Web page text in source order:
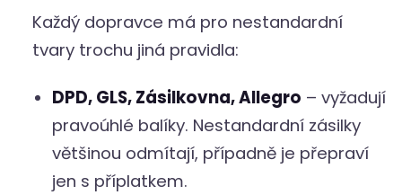
Každý dopravce má pro nestandardní
tvary trochu jiná pravidla:
DPD, GLS, Zásilkovna, Allegro – vyžadují
pravoúhlé balíky. Nestandardní zásilky
většinou odmítají, případně je přepraví
jen s příplatkem.